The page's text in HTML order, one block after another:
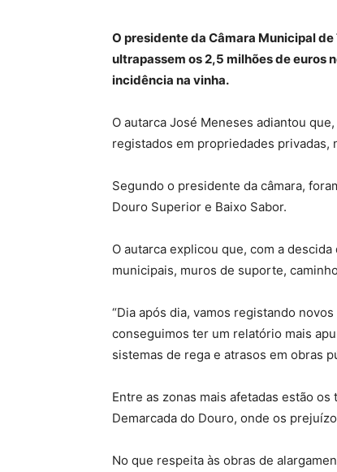
O presidente da Câmara Municipal
ultrapassem os 2,5 milhões de euros
incidência na vinha.
O autarca José Meneses adiantou
registados em propriedades
Segundo o presidente da câmara,
Douro Superior e Baixo Sabor.
O autarca explicou que, com a
municipais, muros de suporte,
“Dia após dia, vamos registando
conseguimos ter um relatório mais
sistemas de rega e atrasos em obras
Entre as zonas mais afetadas estão
Demarcada do Douro, onde os
No que respeita às obras de